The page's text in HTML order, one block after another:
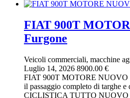
FIAT 900T
Furgone
Veicoli commerciali, macchine
Luglio 14, 2026 8900.00 €
FIAT 900T MOTORE NUOVO
il passaggio completo di targhe
CICLISTICA TUTTO NUOVO